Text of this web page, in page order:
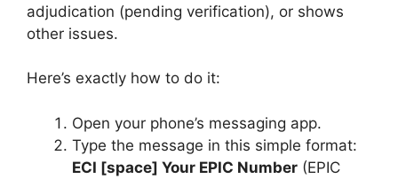
adjudication (pending verification), or shows
other issues.
Here’s exactly how to do it:
Open your phone’s messaging app.
Type the message in this simple format:
ECI [space] Your EPIC Number (EPIC